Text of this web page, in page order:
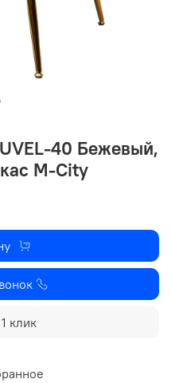
40 Бежевый,
М-City
клик